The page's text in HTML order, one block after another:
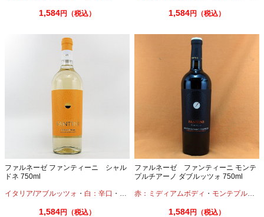
1,584円（税込） 1,584円（税込）
ファルネーゼ ファンティーニ シャル
ドネ 750ml
イタリア/アブルッツォ ・ 白：辛口 ・ シャルドネ
1,584円（税込）
ファルネーゼ ファンティーニ モンテ
プルチアーノ ダブルッツォ 750ml
赤：ミディアムボディ ・ モンテプルチアーノ
1,584円（税込）